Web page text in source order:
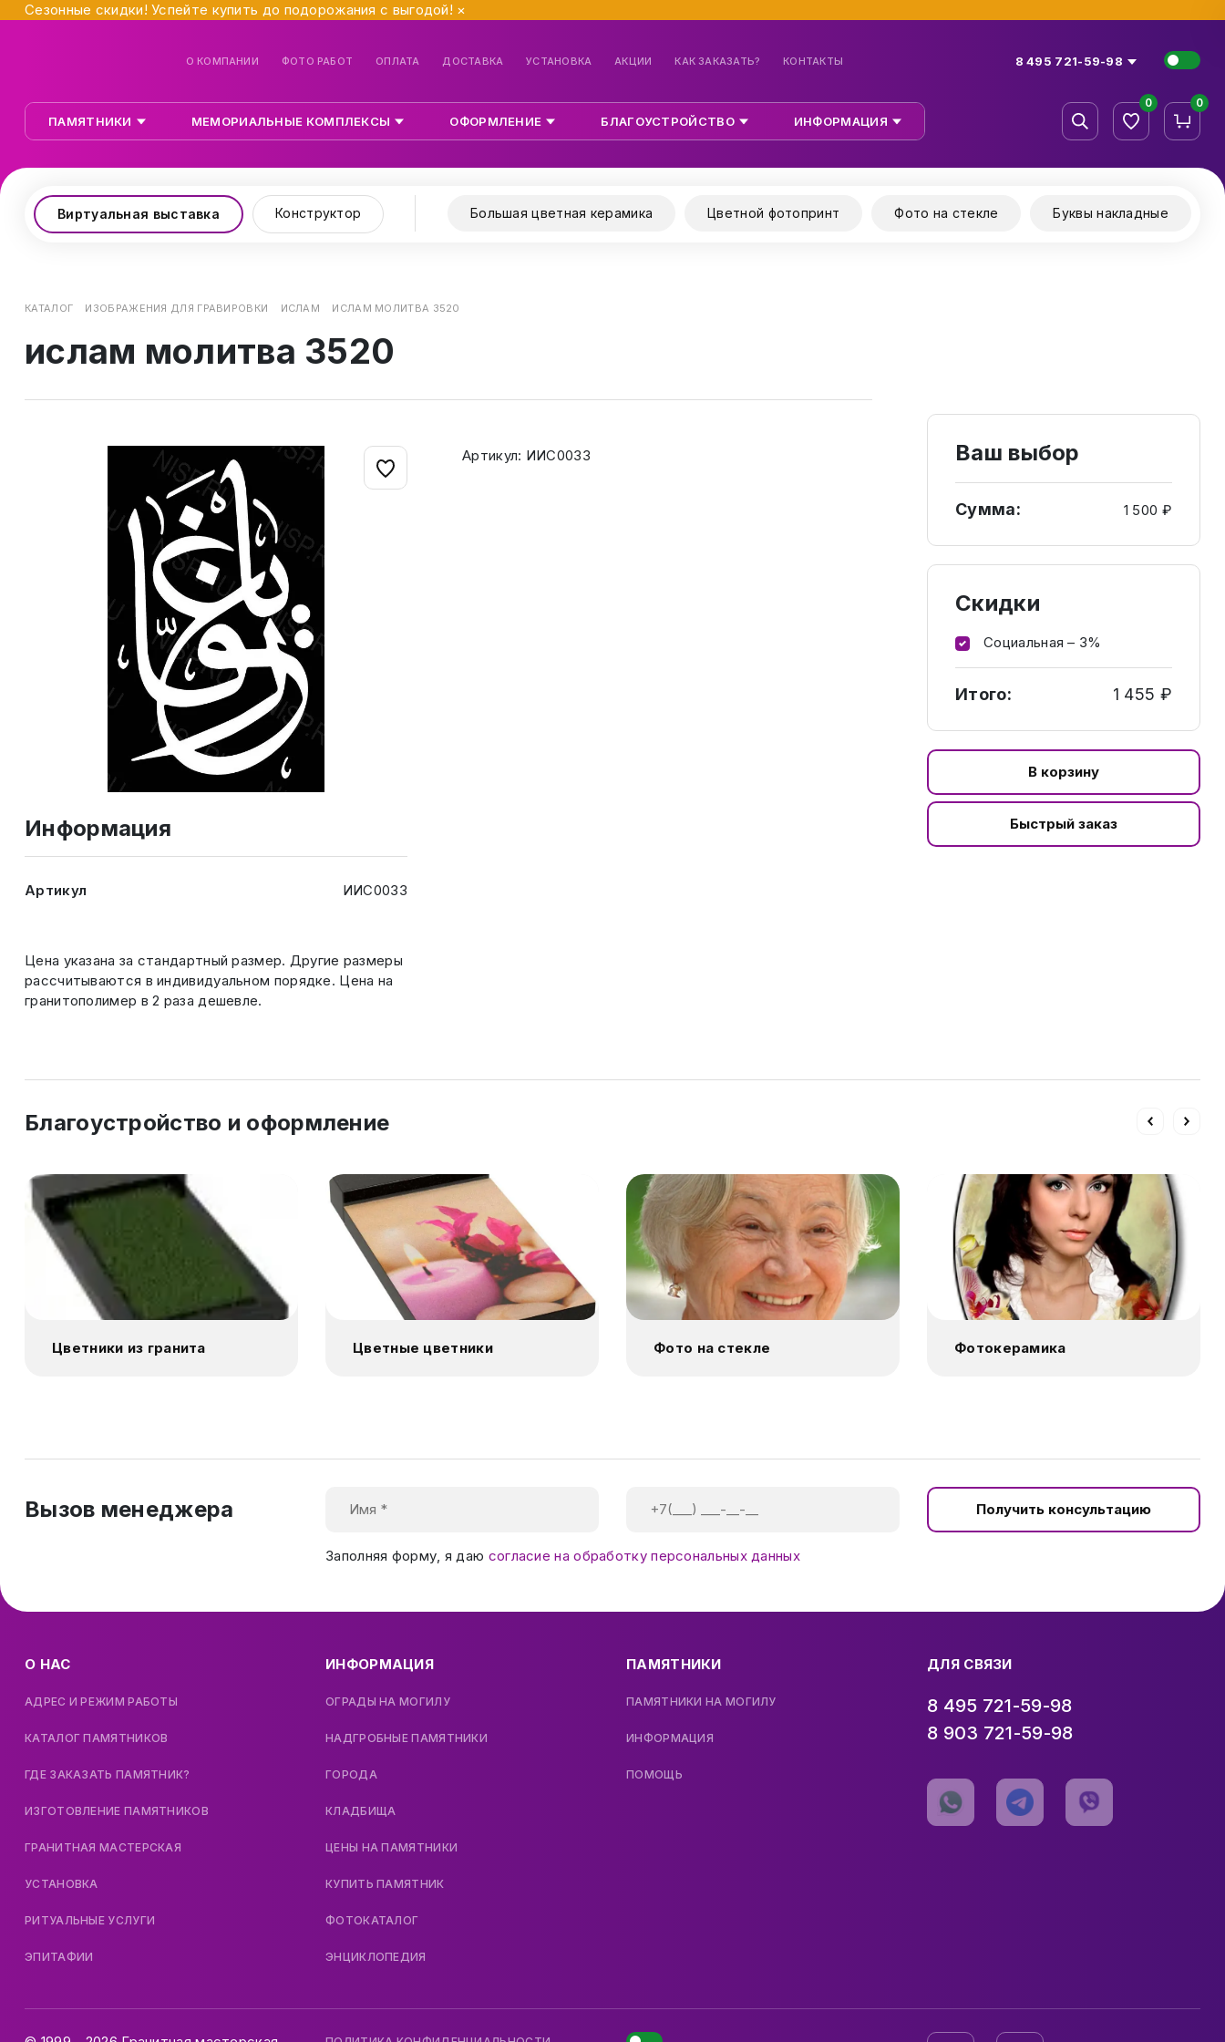
Сезонные скидки! Успейте купить до подорожания с выгодой! ×
О КОМПАНИИ ФОТО РАБОТ ОПЛАТА ДОСТАВКА УСТАНОВКА АКЦИИ КАК ЗАКАЗАТЬ? КОНТАКТЫ 8 495 721-59-98
ПАМЯТНИКИ МЕМОРИАЛЬНЫЕ КОМПЛЕКСЫ ОФОРМЛЕНИЕ БЛАГОУСТРОЙСТВО ИНФОРМАЦИЯ
0 0
Виртуальная выставка Конструктор Большая цветная керамика Цветной фотопринт Фото на стекле Буквы накладные
КАТАЛОГ ИЗОБРАЖЕНИЯ ДЛЯ ГРАВИРОВКИ ИСЛАМ ИСЛАМ МОЛИТВА 3520
ислам молитва 3520
Артикул: ИИС0033
Информация
Артикул ИИС0033
Цена указана за стандартный размер. Другие размеры
рассчитываются в индивидуальном порядке. Цена на
гранитополимер в 2 раза дешевле.
Ваш выбор
Сумма: 1 500 ₽
Скидки
Социальная – 3%
Итого: 1 455 ₽
В корзину
Быстрый заказ
Благоустройство и оформление
Цветники из гранита Цветные цветники Фото на стекле Фотокерамика
Вызов менеджера Получить консультацию
Заполняя форму, я даю согласие на обработку персональных данных
О НАС
АДРЕС И РЕЖИМ РАБОТЫ
КАТАЛОГ ПАМЯТНИКОВ
ГДЕ ЗАКАЗАТЬ ПАМЯТНИК?
ИЗГОТОВЛЕНИЕ ПАМЯТНИКОВ
ГРАНИТНАЯ МАСТЕРСКАЯ
УСТАНОВКА
РИТУАЛЬНЫЕ УСЛУГИ
ЭПИТАФИИ
ИНФОРМАЦИЯ
ОГРАДЫ НА МОГИЛУ
НАДГРОБНЫЕ ПАМЯТНИКИ
ГОРОДА
КЛАДБИЩА
ЦЕНЫ НА ПАМЯТНИКИ
КУПИТЬ ПАМЯТНИК
ФОТОКАТАЛОГ
ЭНЦИКЛОПЕДИЯ
ПАМЯТНИКИ
ПАМЯТНИКИ НА МОГИЛУ
ИНФОРМАЦИЯ
ПОМОЩЬ
ДЛЯ СВЯЗИ
8 495 721-59-98
8 903 721-59-98